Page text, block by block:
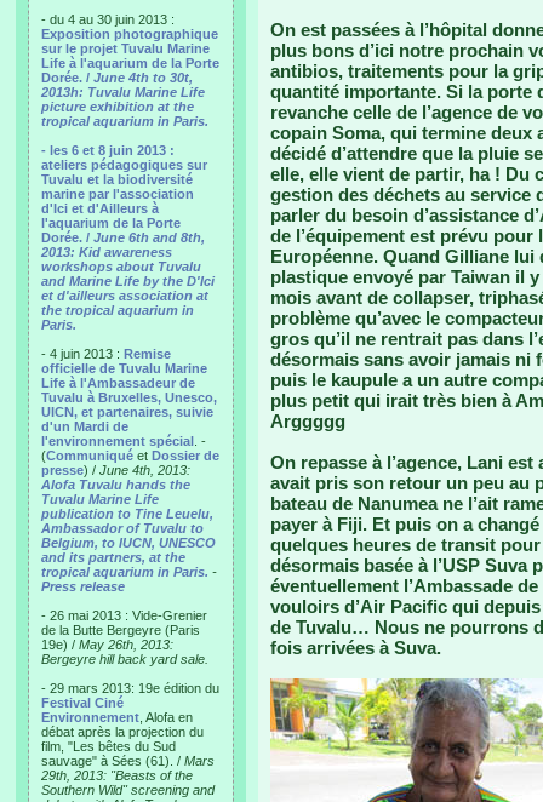
- du 4 au 30 juin 2013 :
Exposition photographique
sur le projet Tuvalu Marine
Life à l'aquarium de la Porte
Dorée. / June 4th to 30t,
2013h: Tuvalu Marine Life
picture exhibition at the
tropical aquarium in Paris.
- les 6 et 8 juin 2013 :
ateliers pédagogiques sur
Tuvalu et la biodiversité
marine par l'association
d'Ici et d'Ailleurs à
l'aquarium de la Porte
Dorée. / June 6th and 8th,
2013: Kid awareness
workshops about Tuvalu
and Marine Life by the D'Ici
et d'ailleurs association at
the tropical aquarium in
Paris.
- 4 juin 2013 : Remise
officielle de Tuvalu Marine
Life à l'Ambassadeur de
Tuvalu à Bruxelles, Unesco,
UICN, et partenaires, suivie
d'un Mardi de
l'environnement spécial . -
(Communiqué et Dossier de
presse) / June 4th, 2013:
Alofa Tuvalu hands the
Tuvalu Marine Life
publication to Tine Leuelu,
Ambassador of Tuvalu to
Belgium, to IUCN, UNESCO
and its partners, at the
tropical aquarium in Paris. -
Press release
- 26 mai 2013 : Vide-Grenier
de la Butte Bergeyre (Paris
19e) / May 26th, 2013:
Bergeyre hill back yard sale.
- 29 mars 2013: 19e édition du
Festival Ciné
Environnement , Alofa en
débat après la projection du
film, "Les bêtes du Sud
sauvage" à Sées (61). / Mars
29th, 2013: "Beasts of the
Southern Wild" screening and
On est passées à l’hôpital
plus bons d’ici notre prochain
antibios, traitements pour la
quantité importante. Si la porte
revanche celle de l’agence de
copain Soma, qui termine deux
décidé d’attendre que la pluie
elle, elle vient de partir, ha ! Du
gestion des déchets au service
parler du besoin d’assistance
de l’équipement est prévu pour
Européenne. Quand Gilliane
plastique envoyé par Taiwan il
mois avant de collapser,
problème qu’avec le
gros qu’il ne rentrait pas dans
désormais sans avoir jamais
puis le kaupule a un autre
plus petit qui irait très bien à
Arggggg
On repasse à l’agence, Lani
avait pris son retour un peu au
bateau de Nanumea ne l’ait
payer à Fiji. Et puis on a
quelques heures de transit
désormais basée à l’USP
éventuellement l’Ambassade
vouloirs d’Air Pacific qui
de Tuvalu… Nous ne pourrons
fois arrivées à Suva.